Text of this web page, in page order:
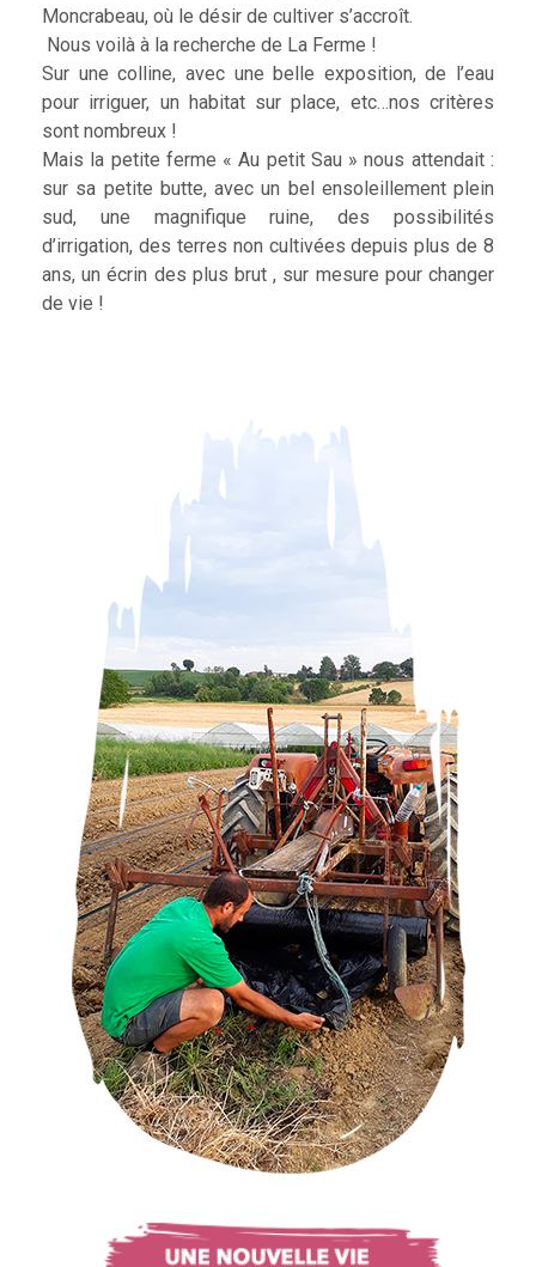
Moncrabeau, où le désir de cultiver s’accroît.
Nous voilà à la recherche de La Ferme !
Sur une colline, avec une belle exposition, de l’eau
pour irriguer, un habitat sur place, etc…nos critères
sont nombreux !
Mais la petite ferme « Au petit Sau » nous attendait :
sur sa petite butte, avec un bel ensoleillement plein
sud, une magnifique ruine, des possibilités
d’irrigation, des terres non cultivées depuis plus de 8
ans, un écrin des plus brut , sur mesure pour changer
de vie !